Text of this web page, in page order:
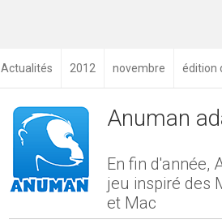
Actualités 2012 novembre édition
Anuman
En fin d'année,
jeu inspiré des
et Mac